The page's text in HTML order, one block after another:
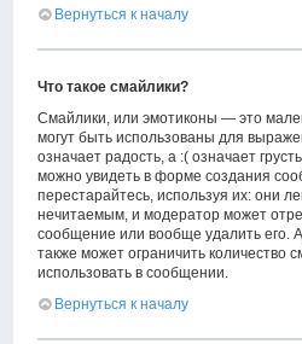
Вернуться к началу
Что такое смайлики?
Смайлики, или эмотиконы — это
могут быть использованы для
означает радость, а :( означает
можно увидеть в форме создания
перестарайтесь, используя их: они
нечитаемым, и модератор может
сообщение или вообще удалить его.
также может ограничить количество
использовать в сообщении.
Вернуться к началу